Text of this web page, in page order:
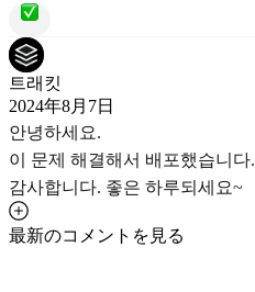
트래킷
2024年8月7日
안녕하세요.
이 문제 해결해서 배포했습니다.
감사합니다. 좋은 하루되세요~
最新のコメントを見る